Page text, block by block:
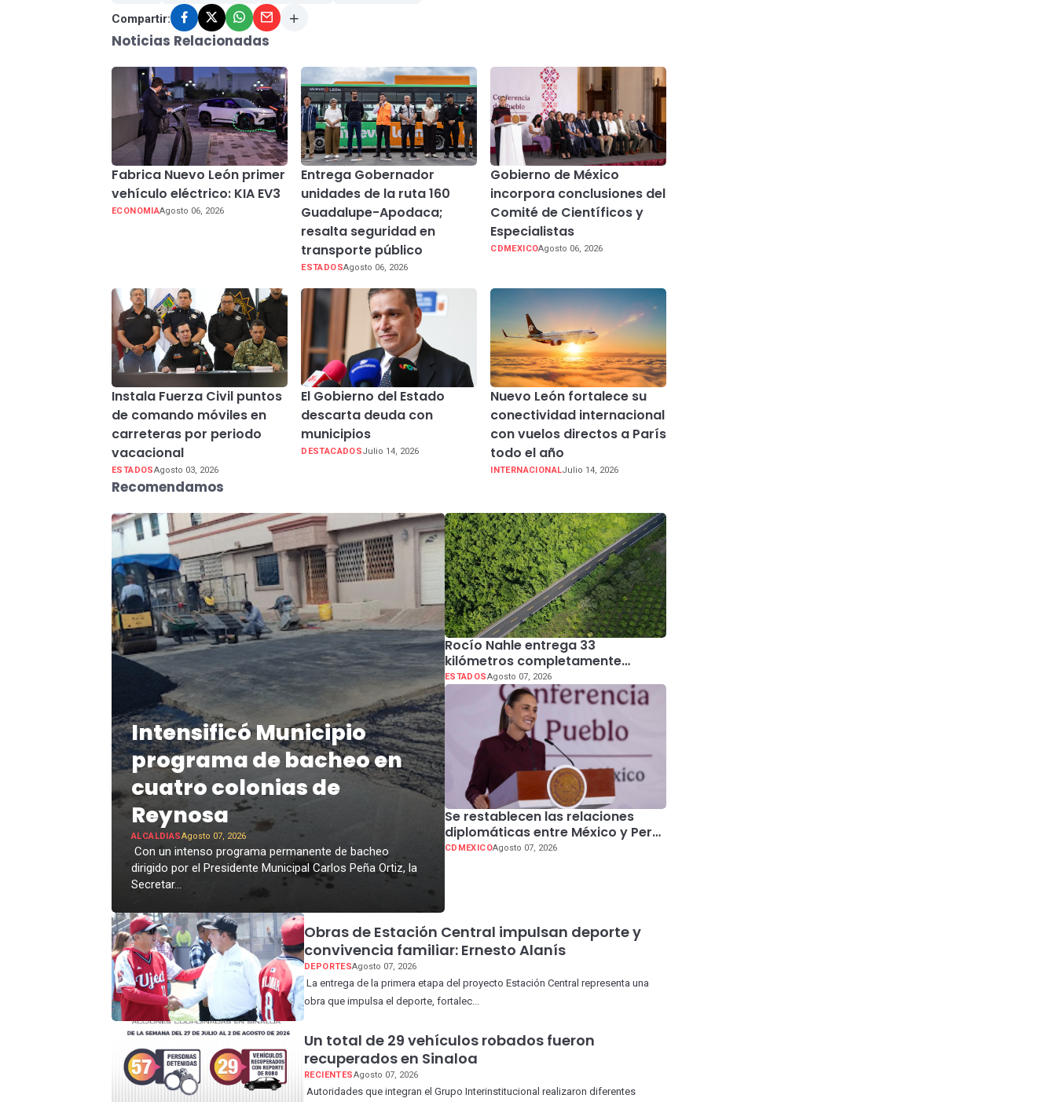
Compartir:
Noticias Relacionadas
Fabrica Nuevo León primer
vehículo eléctrico: KIA EV3
ECONOMIAAgosto 06, 2026
Entrega Gobernador
unidades de la ruta 160
Guadalupe-Apodaca;
resalta seguridad en
transporte público
ESTADOSAgosto 06, 2026
Gobierno de México
incorpora conclusiones del
Comité de Científicos y
Especialistas
CDMEXICOAgosto 06, 2026
Instala Fuerza Civil puntos
de comando móviles en
carreteras por periodo
vacacional
ESTADOSAgosto 03, 2026
El Gobierno del Estado
descarta deuda con
municipios
DESTACADOSJulio 14, 2026
Nuevo León fortalece su
conectividad internacional
con vuelos directos a París
todo el año
INTERNACIONALJulio 14, 2026
Recomendamos
Intensificó Municipio
programa de bacheo en
cuatro colonias de
Reynosa
ALCALDIASAgosto 07, 2026
Con un intenso programa permanente de bacheo
dirigido por el Presidente Municipal Carlos Peña Ortiz, la
Secretar...
Rocío Nahle entrega 33
kilómetros completamente
rehabilitados de la carretera
Álamo–Tihuatlán
ESTADOSAgosto 07, 2026
Se restablecen las relaciones
diplomáticas entre México y Perú:
presidenta Claudia Sheinbaum
CDMEXICOAgosto 07, 2026
Obras de Estación Central impulsan deporte y
convivencia familiar: Ernesto Alanís
DEPORTESAgosto 07, 2026
La entrega de la primera etapa del proyecto Estación Central representa una
obra que impulsa el deporte, fortalec...
Un total de 29 vehículos robados fueron
recuperados en Sinaloa
RECIENTESAgosto 07, 2026
Autoridades que integran el Grupo Interinstitucional realizaron diferentes